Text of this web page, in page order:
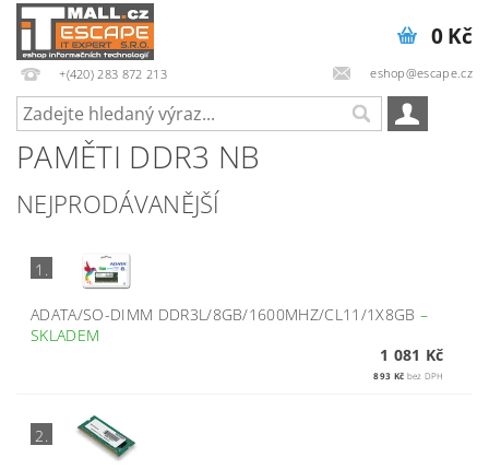
+(420) 283 872 213 eshop@escape.cz
0 Kč
PAMĚTI DDR3 NB
NEJPRODÁVANĚJŠÍ
1.
ADATA/SO-DIMM DDR3L/8GB/1600MHZ/CL11/1X8GB –
SKLADEM
1 081 Kč
893 Kč bez DPH
2.